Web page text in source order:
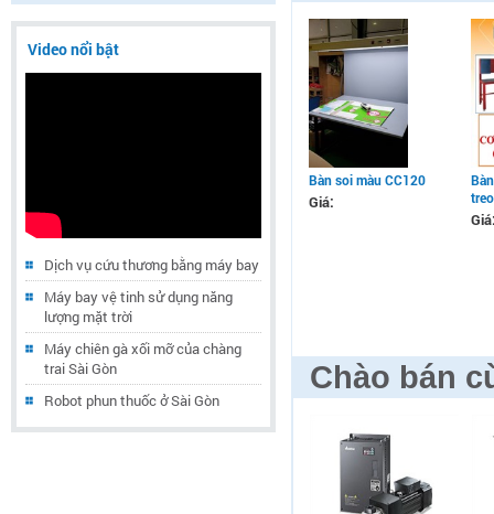
Video nổi bật
Dịch vụ cứu thương bằng máy bay
Máy bay vệ tinh sử dụng năng
lượng mặt trời
Máy chiên gà xối mỡ của chàng
trai Sài Gòn
Robot phun thuốc ở Sài Gòn
Bàn soi màu CC120
Giá:
Chào bán